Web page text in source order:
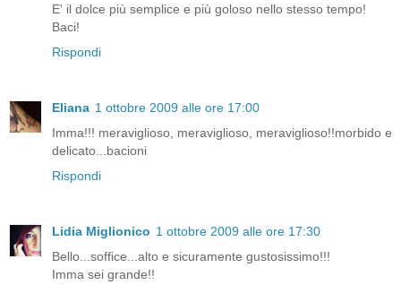
E' il dolce più semplice e più goloso nello stesso tempo!
Baci!
Rispondi
Eliana 1 ottobre 2009 alle ore 17:00
Imma!!! meraviglioso, meraviglioso, meraviglioso!!morbido e
delicato...bacioni
Rispondi
Lidia Miglionico 1 ottobre 2009 alle ore 17:30
Bello...soffice...alto e sicuramente gustosissimo!!!
Imma sei grande!!